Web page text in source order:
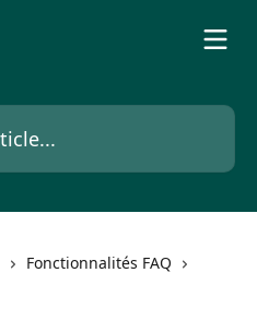
Fonctionnalités FAQ